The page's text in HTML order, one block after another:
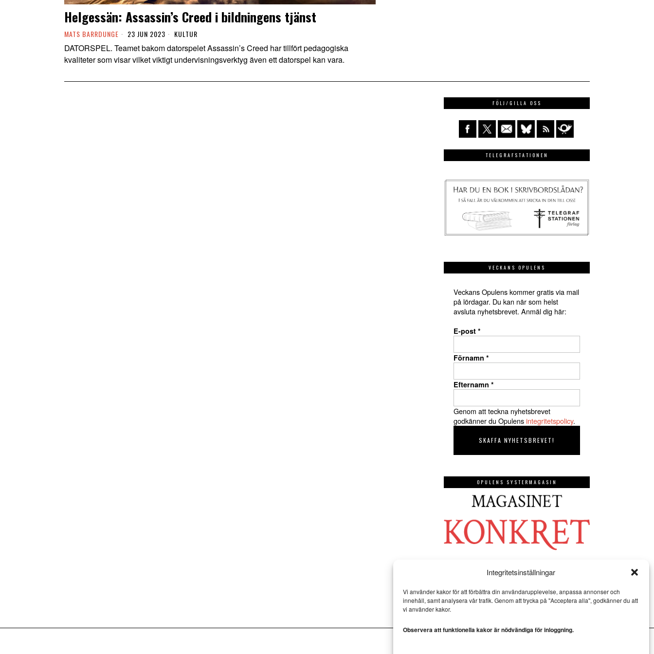
Integritetsinställningar
Vi använder kakor för att förbättra din användarupplevelse, anpassa annonser och
innehåll, samt analysera vår trafik. Genom att trycka på "Acceptera alla", godkänner du att
vi använder kakor.
Observera att funktionella kakor är nödvändiga för inloggning.
Helgessän: Assassin’s Creed i bildningens tjänst
MATS BARRDUNGE 23 JUN 2023 KULTUR
DATORSPEL. Teamet bakom datorspelet Assassin’s Creed har tillfört pedagogiska
kvaliteter som visar vilket viktigt undervisningsverktyg även ett datorspel kan vara.
FÖLJ/GILLA OSS
TELEGRAFSTATIONEN
VECKANS OPULENS
Veckans Opulens kommer gratis via mail
på lördagar. Du kan när som helst
avsluta nyhetsbrevet. Anmäl dig här:
E-post *
Förnamn *
Efternamn *
Genom att teckna nyhetsbrevet
godkänner du Opulensintegritetspolicy.
OPULENS SYSTERMAGASIN